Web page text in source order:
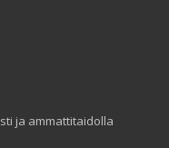
ja ammattitaidolla